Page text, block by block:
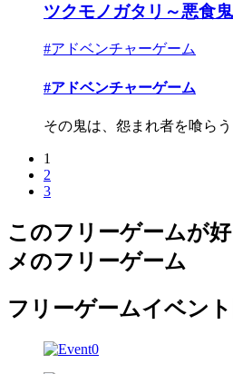
ツクモノガタリ～悪食
#アドベンチャーゲーム
#アドベンチャーゲーム
その鬼は、怨まれ者を喰らう
1
2
3
このフリーゲームが
メのフリーゲーム
フリーゲームイベント